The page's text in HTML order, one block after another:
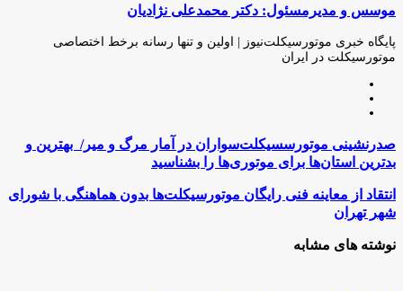
از
ایمیل
موسس و مدیرمسئول: دکتر محمدعلی نژادیان
پایگاه خبری موتورسیکلت‌نیوز | اولین و تنها رسانه برخط اختصاصی
موتورسیکلت در ایران
صدرنشینی
موتورسسیکلت‌سواران
در
آمار
مرگ
و
بهترین
صدرنشینی موتورسسیکلت‌سواران در آمار مرگ و میر/ بهترین و
بدترین استان‌ها برای موتوری‌ها را بشناسید
انتقاد
از
معاینه
فنی
رایگان
انتقاد از معاینه فنی رایگان موتورسیکلت‌ها بدون هماهنگی با شورای
شهر تهران
نوشته های مشابه